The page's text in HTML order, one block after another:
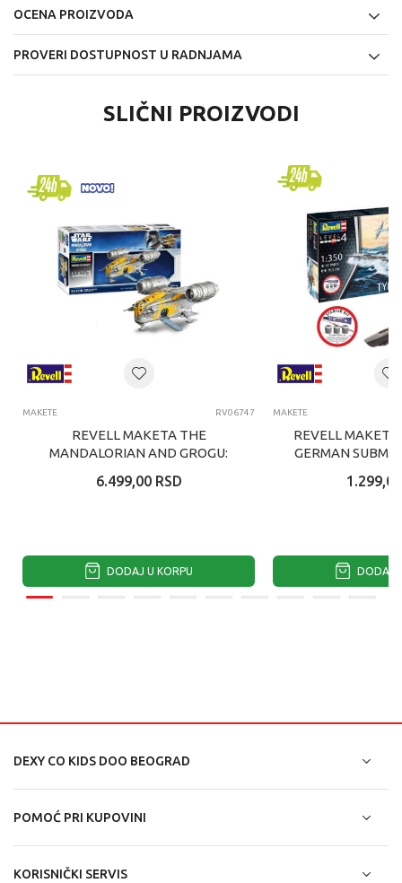
OCENA PROIZVODA
PROVERI DOSTUPNOST U RADNJAMA
SLIČNI PROIZVODI
MAKETE RV06747
REVELL MAKETA THE
MANDALORIAN AND GROGU:
6.499,00 RSD
DODAJ U KORPU
MAKETE
REVELL
GERMAN
1.299,00
DODAJ
DEXY CO KIDS DOO BEOGRAD
POMOĆ PRI KUPOVINI
KORISNIČKI SERVIS